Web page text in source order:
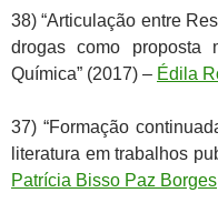
38) “Articulação entre
drogas como proposta
Química” (2017) – Édila
37) “Formação
literatura em trabalhos
Patrícia Bisso Paz Borges